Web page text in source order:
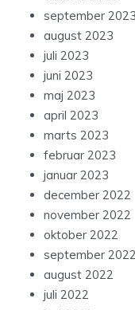
september 2023
august 2023
juli 2023
juni 2023
maj 2023
april 2023
marts 2023
februar 2023
januar 2023
december 2022
november 2022
oktober 2022
september 2022
august 2022
juli 2022